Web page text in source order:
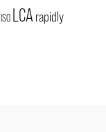
ISO LCA rapidly